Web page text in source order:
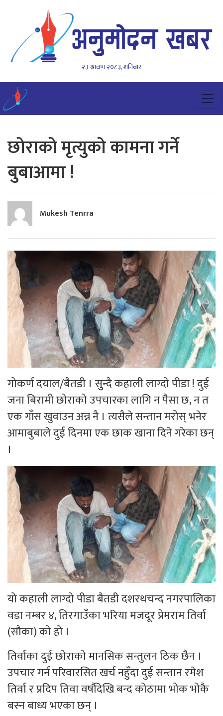
२३ श्रावण २०८३, शनिबार
छोराको मृत्युको कामना गर्ने
बुबाआमा !
Mukesh Tenrra
गोकर्ण दयाल/बैतडी । सुुन्दै कहाली लाग्दो पीडा ! दुई
जना बिरामी छोराको उपचारका लागि न पैसा छ, न त
एक गाँस खुवाउन अन्न नै । त्यसैले सन्तान मरोस् भनेर
आमाबुबाले दुई दिनमा एक छाक खाना दिने गरेका छन्
।
यो कहाली लाग्दो पीडा बैतडी दशरथचन्द नगरपालिका
वडा नम्बर ४, तिरगाउँका भरिया मजदूर प्रेमराम तिर्वा
(सौका) को हो ।
तिर्वाका दुई छोराको मानसिक सन्तुलन ठिक छैन ।
उपचार गर्न परिवारसित खर्च नहुँदा दुई सन्तान रमेश
तिर्वा र प्रदिप तिवा वर्षौदेखि बन्द कोठामा भोक भोकै
बस्न बाध्य भएका छन् ।